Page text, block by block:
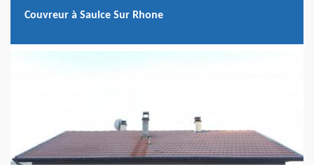
Couvreur à Saulce Sur Rhone